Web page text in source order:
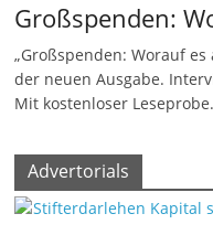
e
r
e
i
|
Großspenden:
„Großspenden: Worauf
der neuen Ausgabe.
Mit kostenloser Leseprobe.
Advertorials